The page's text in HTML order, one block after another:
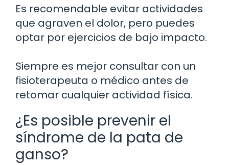
Es recomendable evitar actividades
que agraven el dolor, pero puedes
optar por ejercicios de bajo impacto.
Siempre es mejor consultar con un
fisioterapeuta o médico antes de
retomar cualquier actividad física.
¿Es posible prevenir el
síndrome de la pata de
ganso?